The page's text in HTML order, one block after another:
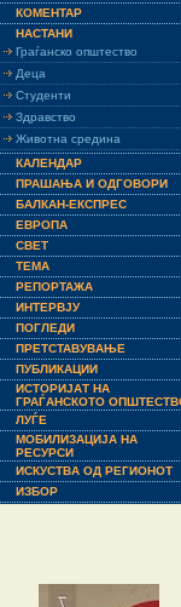
КОМЕНТАР
НАСТАНИ
Граѓанско општество
Деца
Студенти
Здравство
Животна средина
КАЛЕНДАР
ПРАШАЊА И ОДГОВОРИ
БАЛКАН-ЕКСПРЕС
ЕВРОПА
СВЕТ
ТЕМА
РЕПОРТАЖА
ИНТЕРВЈУ
ПОГЛЕДИ
ПРЕТСТАВУВАЊЕ
ПУБЛИКАЦИИ
ИСТОРИЈАТ НА
ГРАЃАНСКОТО
ЛУЃЕ
МОБИЛИЗАЦИЈА НА
РЕСУРСИ
ИСКУСТВА ОД РЕГИОНОТ
ИЗБОР